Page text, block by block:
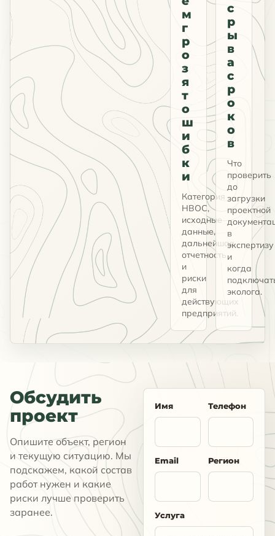
м
г
р
о
з
я
т
о
ш
и
б
к
и
Категория
НВОС,
исходные
данные,
дальнейшая
отчетность
и
риски
для
действующих
предприятий.
с
р
ы
в
а
с
р
о
к
о
в
Что
проверить
до
загрузки
проектной
в
экспертизу
и
когда
эколога.
Обсудить
проект
Опишите объект, регион
и текущую ситуацию. Мы
подскажем, какой состав
работ нужен и какие
риски лучше проверить
заранее.
Имя Телефон
Email Регион
Услуга